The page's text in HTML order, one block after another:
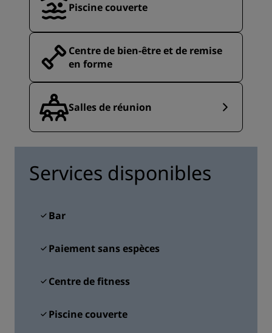
Piscine couverte
Centre de bien-être et de remise
en forme
Salles de réunion
Services disponibles
Bar
Paiement sans espèces
Centre de fitness
Piscine couverte